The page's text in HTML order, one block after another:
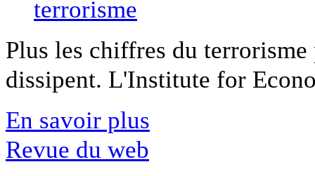
Plus les chiffres du
dissipent. L'Institute for
En savoir plus
Revue du web